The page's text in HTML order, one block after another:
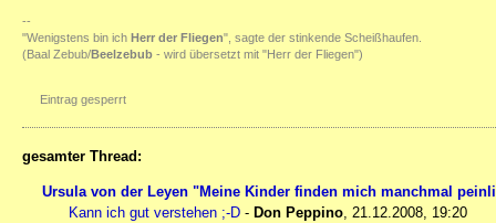
--
"Wenigstens bin ich Herr der Fliegen", sagte der stinkende Scheißhaufen.
(Baal Zebub/Beelzebub - wird übersetzt mit "Herr der Fliegen")
Eintrag gesperrt
gesamter Thread:
Ursula von der Leyen "Meine Kinder finden mich manchmal
Kann ich gut verstehen ;-D - Don Peppino, 21.12.2008, 19:20